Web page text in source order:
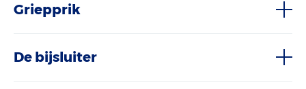
Griepprik
De bijsluiter